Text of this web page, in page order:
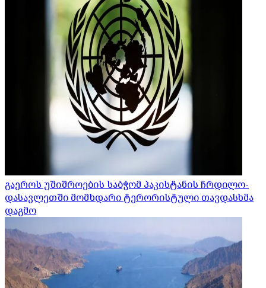
გაეროს უშიშროების საბჭომ პაკისტანის ჩრდილო-
დასავლეთში მომხდარი ტერორისტული თავდასხმა
დაგმო